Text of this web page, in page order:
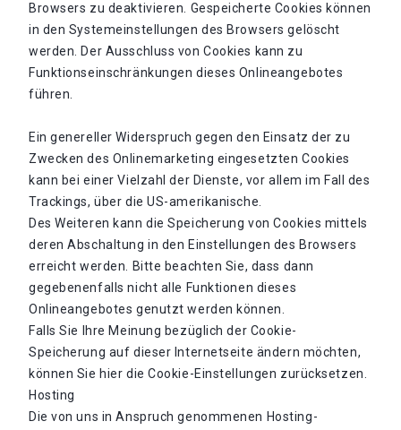
Browsers zu deaktivieren. Gespeicherte Cookies können
in den Systemeinstellungen des Browsers gelöscht
werden. Der Ausschluss von Cookies kann zu
Funktionseinschränkungen dieses Onlineangebotes
führen.
Ein genereller Widerspruch gegen den Einsatz der zu
Zwecken des Onlinemarketing eingesetzten Cookies
kann bei einer Vielzahl der Dienste, vor allem im Fall des
Trackings, über die US-amerikanische.
Des Weiteren kann die Speicherung von Cookies mittels
deren Abschaltung in den Einstellungen des Browsers
erreicht werden. Bitte beachten Sie, dass dann
gegebenenfalls nicht alle Funktionen dieses
Onlineangebotes genutzt werden können.
Falls Sie Ihre Meinung bezüglich der Cookie-
Speicherung auf dieser Internetseite ändern möchten,
können Sie hier die Cookie-Einstellungen zurücksetzen.
Hosting
Die von uns in Anspruch genommenen Hosting-